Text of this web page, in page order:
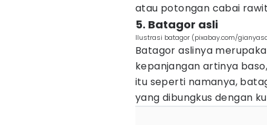
atau potongan cabai
5. Batagor asli
Ilustrasi batagor (pixabay.com/
Batagor aslinya
kepanjangan artinya
itu seperti namanya,
yang dibungkus dengan